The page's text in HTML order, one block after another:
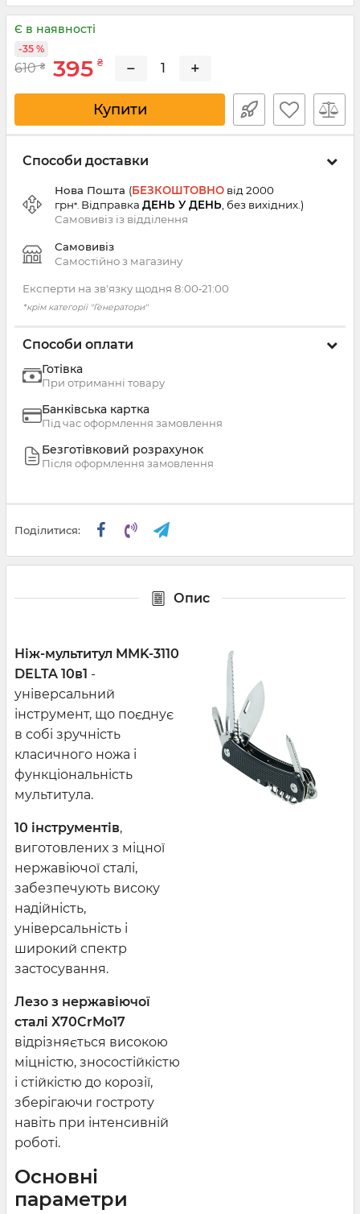
Є в наявності
610 ₴ 395 ₴
-35 %
− +
Купити
Способи доставки
Нова Пошта (БЕЗКОШТОВНО від 2000
грн*. Відправка ДЕНЬ У ДЕНЬ , без вихідних.)
Самовивіз із відділення
Самовивіз
Самостійно з магазину
Експерти на зв'язку щодня 8:00‑21:00
*крім категорії "Генератори"
Способи оплати
Готівка
При отриманні товару
Банківська картка
Під час оформлення замовлення
Безготівковий розрахунок
Після оформлення замовлення
Поділитися:
Опис
Ніж-мультитул MMK-3110
DELTA 10в1 -
універсальний
інструмент, що поєднує
в собі зручність
класичного ножа і
функціональність
мультитула.
10 інструментів,
виготовлених з міцної
нержавіючої сталі,
забезпечують високу
надійність,
універсальність і
широкий спектр
застосування.
Лезо з нержавіючої
сталі X70CrMo17
відрізняється високою
міцністю, зносостійкістю
і стійкістю до корозії,
зберігаючи гостроту
навіть при інтенсивній
роботі.
Основні
параметри